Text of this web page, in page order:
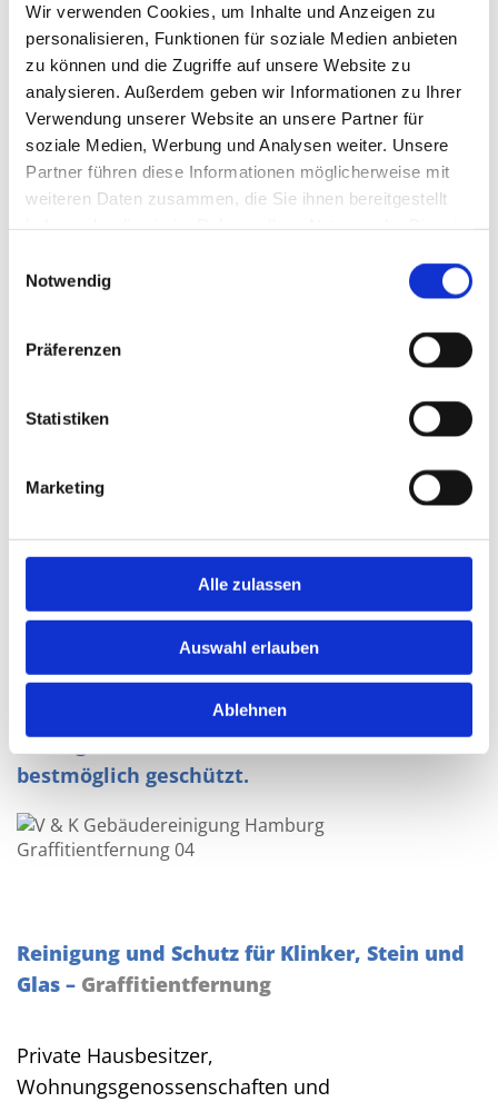
Wir verwenden Cookies, um Inhalte und Anzeigen zu
personalisieren, Funktionen für soziale Medien anbieten
zu können und die Zugriffe auf unsere Website zu
analysieren. Außerdem geben wir Informationen zu Ihrer
Verwendung unserer Website an unsere Partner für
soziale Medien, Werbung und Analysen weiter. Unsere
Partner führen diese Informationen möglicherweise mit
weiteren Daten zusammen, die Sie ihnen bereitgestellt
Notwendig
Präferenzen
Statistiken
Marketing
Alle zulassen
Auswahl erlauben
Ablehnen
Je nach Untergrund und der verwendeten
Farbe gehen wir mit chemischen
Reinigungsmitteln, geübten Handgriffen oder
Hochdruckreinigern gegen Graffiti vor. Der
Untergrund wird bei allen Arbeiten
bestmöglich geschützt.
Reinigung und Schutz für Klinker, Stein und
Glas – Graffitientfernung
Private Hausbesitzer,
Wohnungsgenossenschaften und